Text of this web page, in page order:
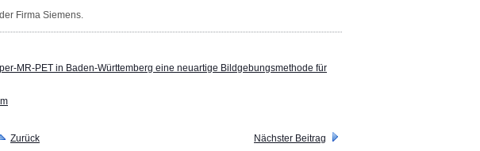
Firma Siemens.
MR-PET in Baden-Württemberg eine neuartige Bildgebungsmethode für
Nächster Beitrag
Zurück